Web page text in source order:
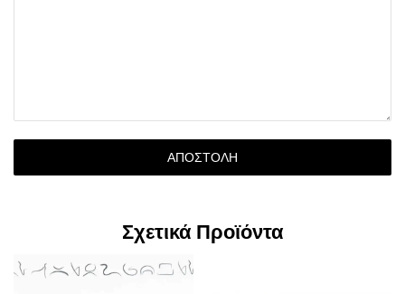
ΑΠΟΣΤΟΛΉ
Σχετικά Προϊόντα